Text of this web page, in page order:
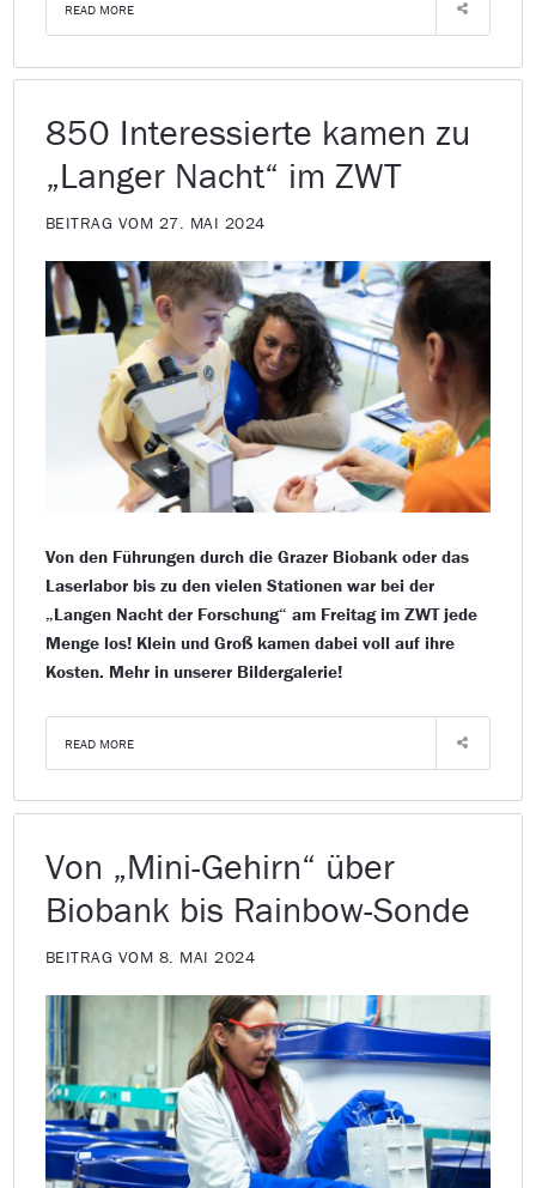
READ MORE
850 Interessierte kamen zu
„Langer Nacht“ im ZWT
BEITRAG VOM 27. MAI 2024
Von den Führungen durch die Grazer Biobank oder das
Laserlabor bis zu den vielen Stationen war bei der
„Langen Nacht der Forschung“ am Freitag im ZWT jede
Menge los! Klein und Groß kamen dabei voll auf ihre
Kosten. Mehr in unserer Bildergalerie!
READ MORE
Von „Mini-Gehirn“ über
Biobank bis Rainbow-Sonde
BEITRAG VOM 8. MAI 2024